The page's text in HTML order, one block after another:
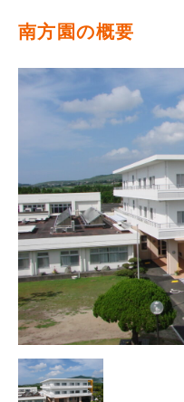
南方園の概要